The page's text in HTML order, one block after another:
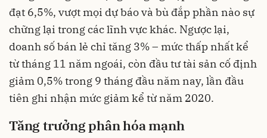
đạt 6,5%, vượt mọi dự báo và bù đắp phần nào sự
chững lại trong các lĩnh vực khác. Ngược lại,
doanh số bán lẻ chỉ tăng 3% – mức thấp nhất kể
từ tháng 11 năm ngoái, còn đầu tư tài sản cố định
giảm 0,5% trong 9 tháng đầu năm nay, lần đầu
tiên ghi nhận mức giảm kể từ năm 2020.
Tăng trưởng phân hóa mạnh